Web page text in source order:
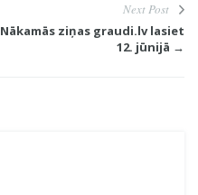
Next Post
Nākamās ziņas graudi.lv lasiet
12. jūnijā →